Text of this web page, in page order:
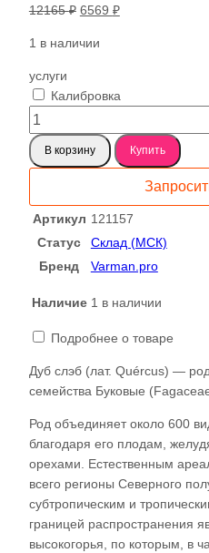
12165₽ Первоначальная
составляла
6569 ₽Текущая
1 в наличии
услуги
Калибровка
Количество
товара
Дуб
кавказский
В корзину Купить
Артикул 121157
Статус
Склад (МСК)
Бренд
Varman.pro
Наличие 1 в наличии
Подробнее о товаре
Дуб слэб (лат. Quércus) —
семейства Буковые
Род объединяет около 600
благодаря его плодам,
орехами. Естественным
всего регионы Северного
субтропическим и
границей распространения
высокогорья, по которым, в